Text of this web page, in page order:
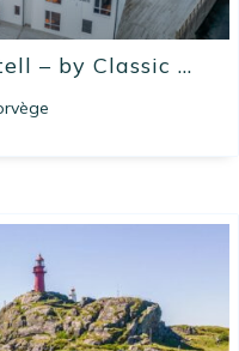
– by Classic ...